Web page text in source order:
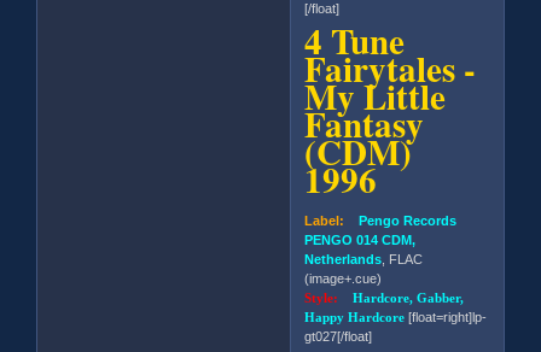
[/float]
4 Tune
Fairytales -
My Little
Fantasy
(CDM)
1996
Label: Pengo Records
PENGO 014 CDM,
Netherlands , FLAC
(image+.cue)
Style:Hardcore, Gabber,
Happy Hardcore [float=right]lp-
gt027[/float]